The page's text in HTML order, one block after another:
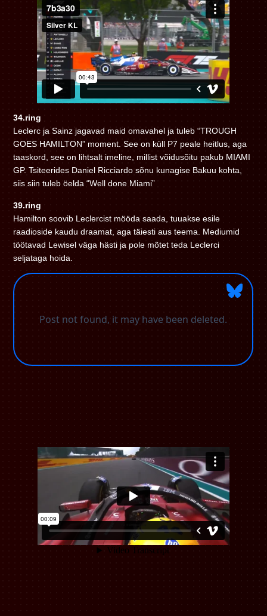
34.ring
Leclerc ja Sainz jagavad maid omavahel ja tuleb “TROUGH
GOES HAMILTON” moment. See on küll P7 peale heitlus, aga
taaskord, see on lihtsalt imeline, millist võidusõitu pakub MIAMI
GP. Tsiteerides Daniel Ricciardo sõnu kunagise Bakuu kohta,
siis siin tuleb öelda “Well done Miami”
39.ring
Hamilton soovib Leclercist mööda saada, tuuakse esile
raadioside kaudu draamat, aga täiesti aus teema. Mediumid
töötavad Lewisel väga hästi ja pole mõtet teda Leclerci
seljataga hoida.